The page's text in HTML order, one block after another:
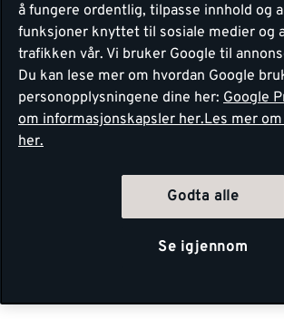
å fungere ordentlig, tilpasse innhold og
funksjoner knyttet til sosiale medier og
trafikken vår. Vi bruker Google til
Du kan lese mer om hvordan Google
personopplysningene dine her: Google
om informasjonskapsler her.Les mer
her.
Godta alle
Se igjennom